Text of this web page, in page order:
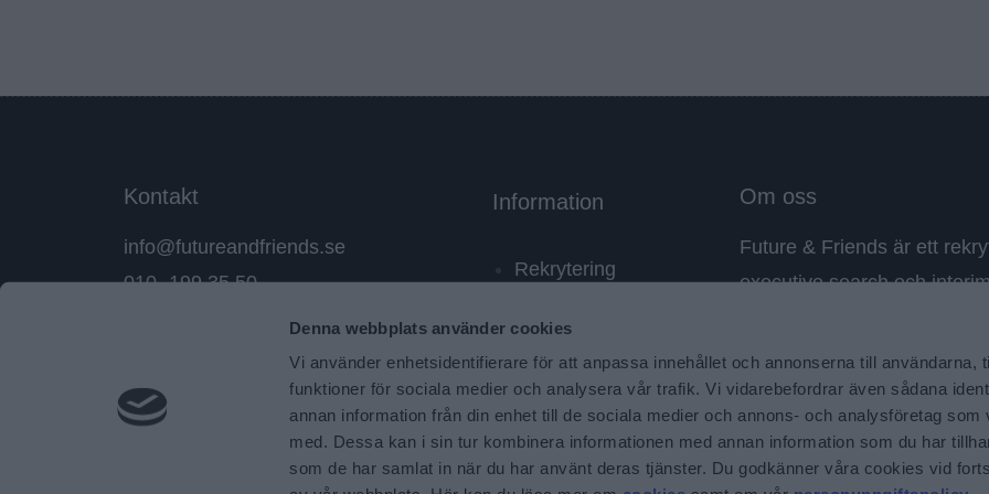
Denna webbplats använder cookies
Vi använder enhetsidentifierare för att anpassa innehållet och annonserna till användarna,
funktioner för sociala medier och analysera vår trafik. Vi vidarebefordrar även sådana
annan information från din enhet till de sociala medier och annons- och analysföretag som
med. Dessa kan i sin tur kombinera informationen med annan information som du har
som de har samlat in när du har använt deras tjänster. Du godkänner våra cookies vid
Kontakt
info@futureandfriends.se
010- 199 35 50
Stockholm, Göteborg och
Information
Rekrytering
Interimslösningar
Lediga jobb
Kontakt
Om oss
Future & Friends är ett
executive search och
med fokus på chefer,
kombinerar gedigen
framtidens krav – och
avgörande roller.